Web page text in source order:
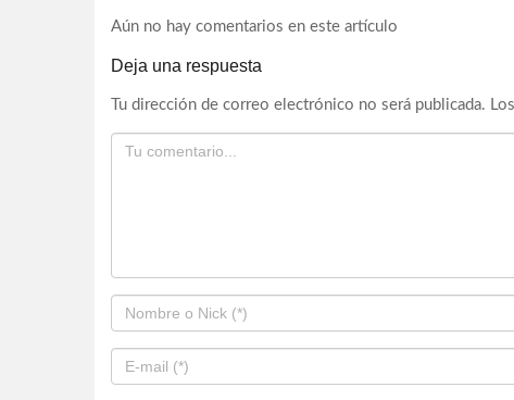
Aún no hay comentarios en este artículo
Deja una respuesta
Tu dirección de correo electrónico no será publicada.